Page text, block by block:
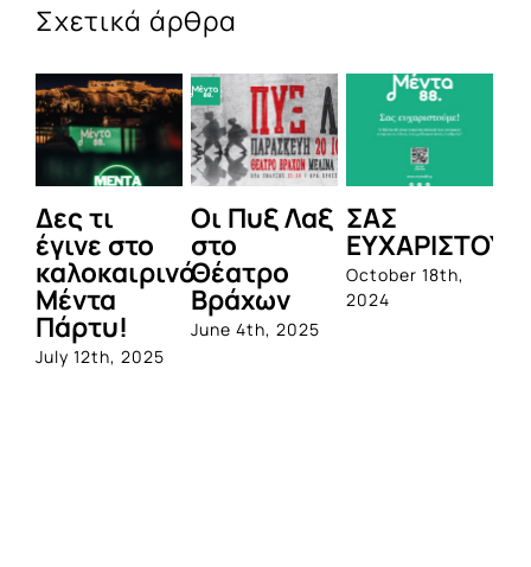
Σχετικά άρθρα
Δες τι
έγινε στο
καλοκαιρινό
Μέντα
Πάρτυ!
July 12th, 2025
Οι Πυξ Λαξ
στο
Θέατρο
Βράχων
June 4th, 2025
ΣΑΣ
October 18th,
2024